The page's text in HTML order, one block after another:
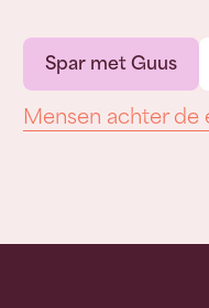
Spar met Guus
Mensen achter de